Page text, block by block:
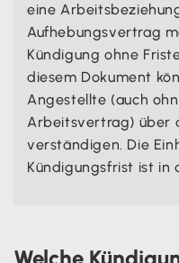
eine
Aufhebungsvertrag
Kündigung ohne
diesem Dokument
Angestellte (auch
Arbeitsvertrag) über
verständigen. Die
Kündigungsfrist ist in